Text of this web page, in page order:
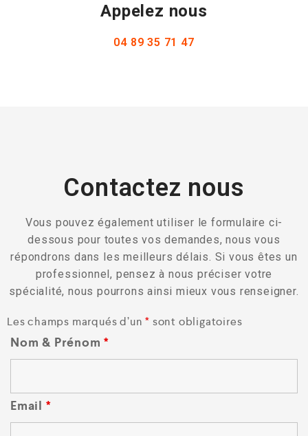
Appelez nous
04 89 35 71 47
Contactez nous
Vous pouvez également utiliser le formulaire ci-
dessous pour toutes vos demandes, nous vous
répondrons dans les meilleurs délais. Si vous êtes un
professionnel, pensez à nous préciser votre
spécialité, nous pourrons ainsi mieux vous renseigner.
Les champs marqués d’un* sont obligatoires
Nom & Prénom*
Email *